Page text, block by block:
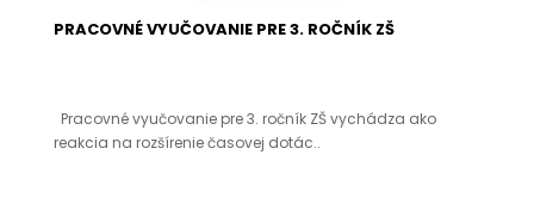
PRACOVNÉ VYUČOVANIE PRE 3. ROČNÍK ZŠ
Pracovné vyučovanie pre 3. ročník ZŠ vychádza ako
reakcia na rozšírenie časovej dotác..